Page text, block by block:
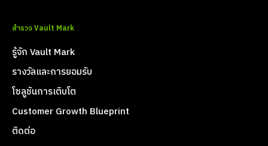
สำรวจ Vault Mark
รู้จัก Vault Mark
รางวัลและการยอมรับ
โซลูชันการเติบโต
Customer Growth Blueprint
ติดต่อ